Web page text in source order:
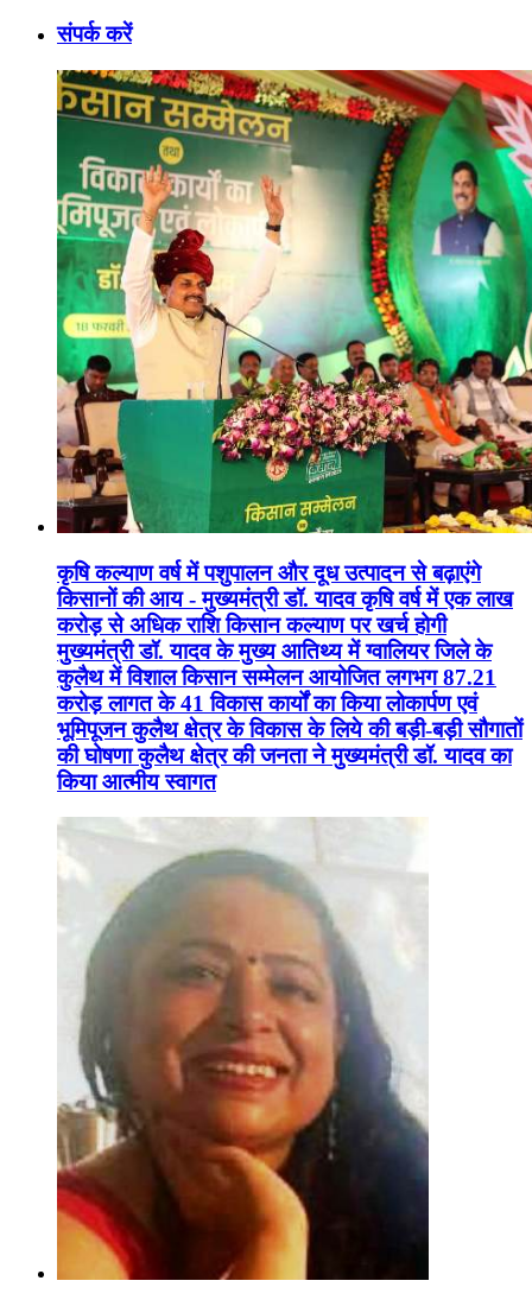
संपर्क करें
कृषि कल्याण वर्ष में पशुपालन और दूध उत्पादन से बढ़ाएंगे
किसानों की आय - मुख्यमंत्री डॉ. यादव कृषि वर्ष में एक लाख
करोड़ से अधिक राशि किसान कल्याण पर खर्च होगी
मुख्यमंत्री डॉ. यादव के मुख्य आतिथ्य में ग्वालियर जिले के
कुलैथ में विशाल किसान सम्मेलन आयोजित लगभग 87.21
करोड़ लागत के 41 विकास कार्यों का किया लोकार्पण एवं
भूमिपूजन कुलैथ क्षेत्र के विकास के लिये की बड़ी-बड़ी सौगातों
की घोषणा कुलैथ क्षेत्र की जनता ने मुख्यमंत्री डॉ. यादव का
किया आत्मीय स्वागत